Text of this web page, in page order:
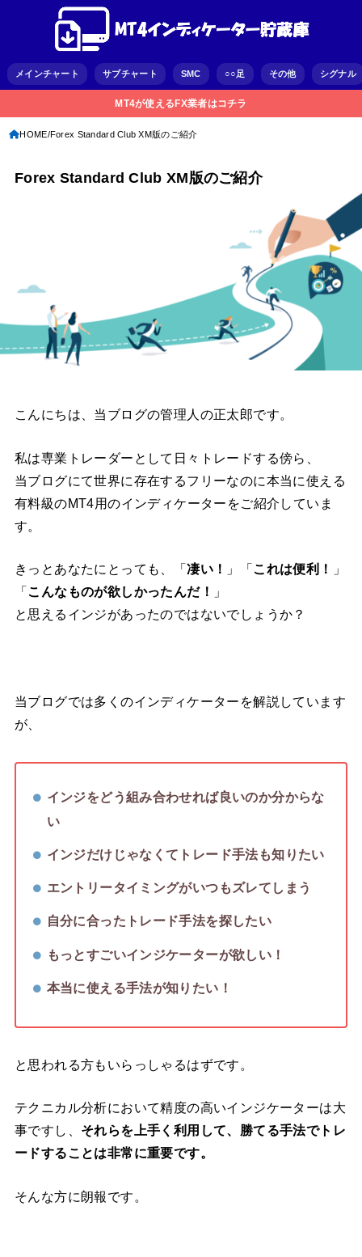
メインチャート サブチャート SMC ○○足 その他 シグナル
MT4が使えるFX業者はコチラ
HOME Forex Standard Club XM版のご紹介
Forex Standard Club XM版のご紹介
こんにちは、当ブログの管理人の正太郎です。
私は専業トレーダーとして日々トレードする傍ら、
当ブログにて世界に存在するフリーなのに本当に使える
有料級のMT4用のインディケーターをご紹介していま
す。
きっとあなたにとっても、「凄い！ 」「 これは便利！
」
「 こんなものが欲しかったんだ！
」
と思えるインジがあったのではないでしょうか？
当ブログでは多くのインディケーターを解説しています
が、
インジをどう組み合わせれば良いのか分からな
い
インジだけじゃなくてトレード手法も知りたい
エントリータイミングがいつもズレてしまう
自分に合ったトレード手法を探したい
もっとすごいインジケーターが欲しい！
本当に使える手法が知りたい！
と思われる方もいらっしゃるはずです。
テクニカル分析において精度の高いインジケーターは大
事ですし、 それらを上手く利用して、勝てる手法でトレ
ードすることは非常に重要です。
そんな方に朗報です。